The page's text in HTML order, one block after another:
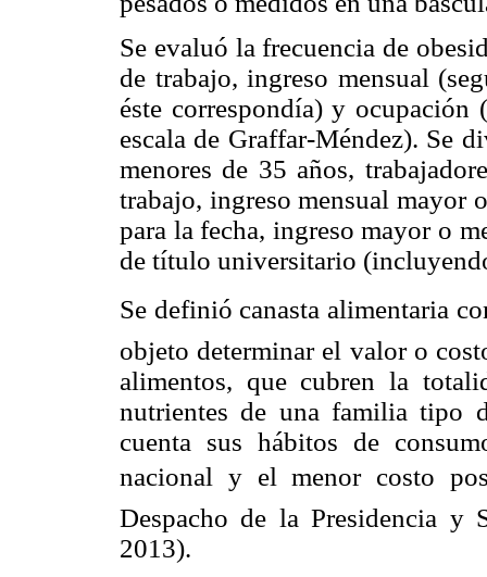
Se evaluó la frecuencia de
de trabajo, ingreso mensual
éste correspondía) y
escala de Graffar-Méndez). Se
menores de 35 años,
trabajo, ingreso mensual mayor
para la fecha, ingreso mayor o
de título universitario
Se definió canasta alimentaria
objeto determinar el valor o
alimentos, que cubren la
nutrientes de una familia tipo
cuenta sus hábitos de
nacional y el menor costo
Despacho de la Presidencia y
2013).